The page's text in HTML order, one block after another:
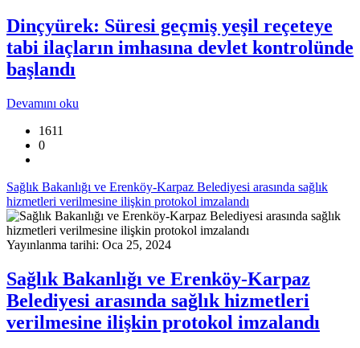
Dinçyürek: Süresi geçmiş yeşil reçeteye
tabi ilaçların imhasına devlet kontrolünde
başlandı
Devamını oku
1611
0
Sağlık Bakanlığı ve Erenköy-Karpaz Belediyesi arasında sağlık
hizmetleri verilmesine ilişkin protokol imzalandı
Yayınlanma tarihi: Oca 25, 2024
Sağlık Bakanlığı ve Erenköy-Karpaz
Belediyesi arasında sağlık hizmetleri
verilmesine ilişkin protokol imzalandı